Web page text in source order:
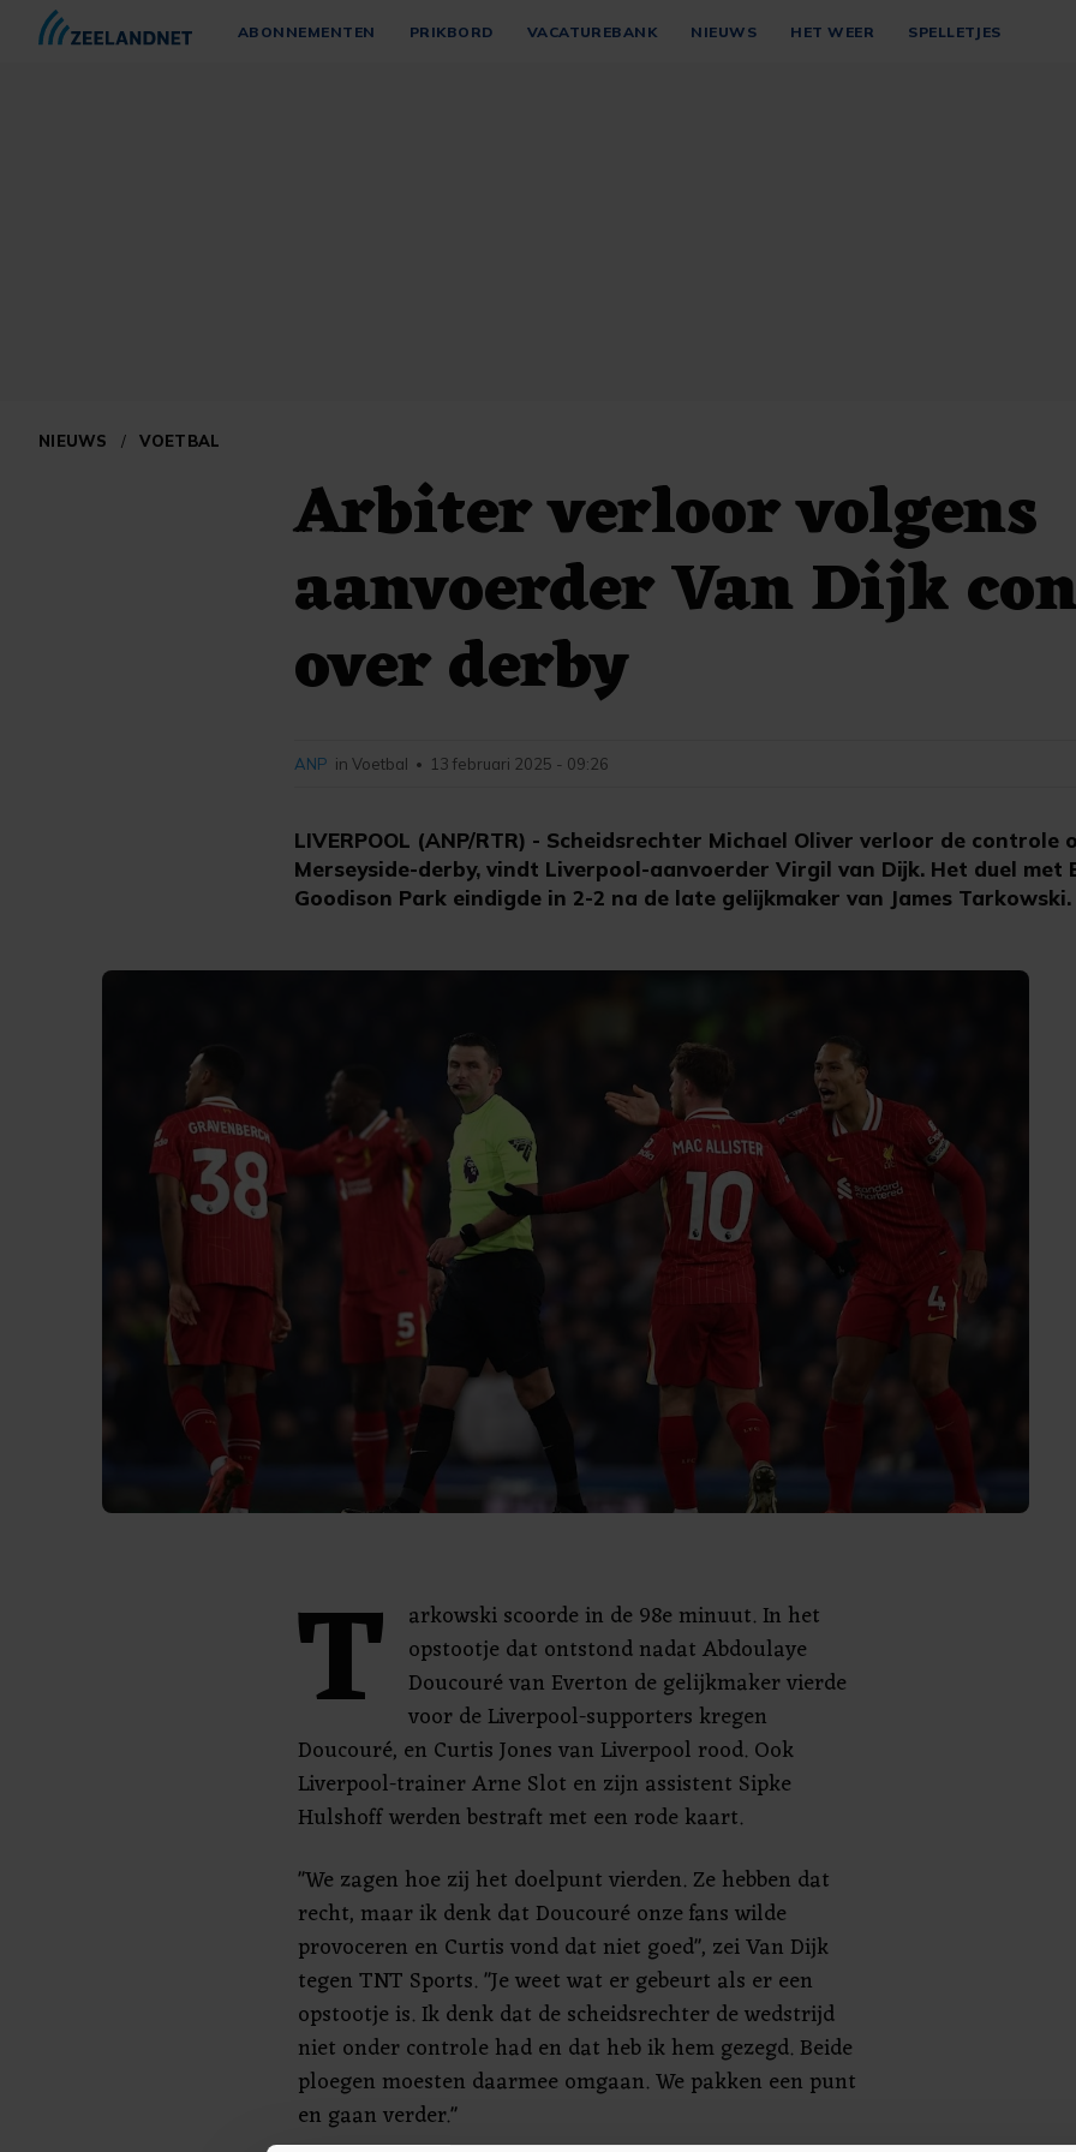
ABONNEMENTEN PRIKBORD VACATUREBANK NIEUWS HET WEER SPELLETJES
NIEUWS / VOETBAL
Arbiter verloor volgens
aanvoerder Van Dijk
over derby
LIVERPOOL (ANP/RTR) - Scheidsrechter Michael Oliver verloor de controle
Merseyside-derby, vindt Liverpool-aanvoerder Virgil van Dijk. Het duel met
Goodison Park eindigde in 2-2 na de late gelijkmaker van James Tarkowski.
ANP in Voetbal • 13 februari 2025 - 09:26
T
arkowski scoorde in de 98e minuut. In het
opstootje dat ontstond nadat Abdoulaye
Doucouré van Everton de gelijkmaker vierde
voor de Liverpool-supporters kregen
Doucouré, en Curtis Jones van Liverpool rood. Ook
Liverpool-trainer Arne Slot en zijn assistent Sipke
Hulshoff werden bestraft met een rode kaart.
"We zagen hoe zij het doelpunt vierden. Ze hebben dat
recht, maar ik denk dat Doucouré onze fans wilde
provoceren en Curtis vond dat niet goed", zei Van Dijk
tegen TNT Sports. "Je weet wat er gebeurt als er een
opstootje is. Ik denk dat de scheidsrechter de wedstrijd
niet onder controle had en dat heb ik hem gezegd. Beide
ploegen moesten daarmee omgaan. We pakken een punt
en gaan verder."